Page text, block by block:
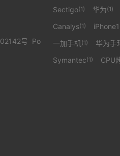
Sectigo(1) 华为(1)
Canalys(1)
一加手机(1) 华为手
Symantec(1) CPU
号 Po